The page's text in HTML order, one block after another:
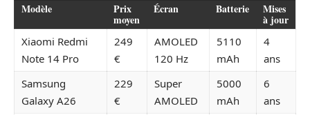
Modèle Prix
moyen
Écran Batterie Mises
à jour
Xiaomi Redmi
Note 14 Pro
249
€
AMOLED
120 Hz
5110
mAh
4
ans
Samsung
Galaxy A26
229
€
Super
AMOLED
5000
mAh
6
ans